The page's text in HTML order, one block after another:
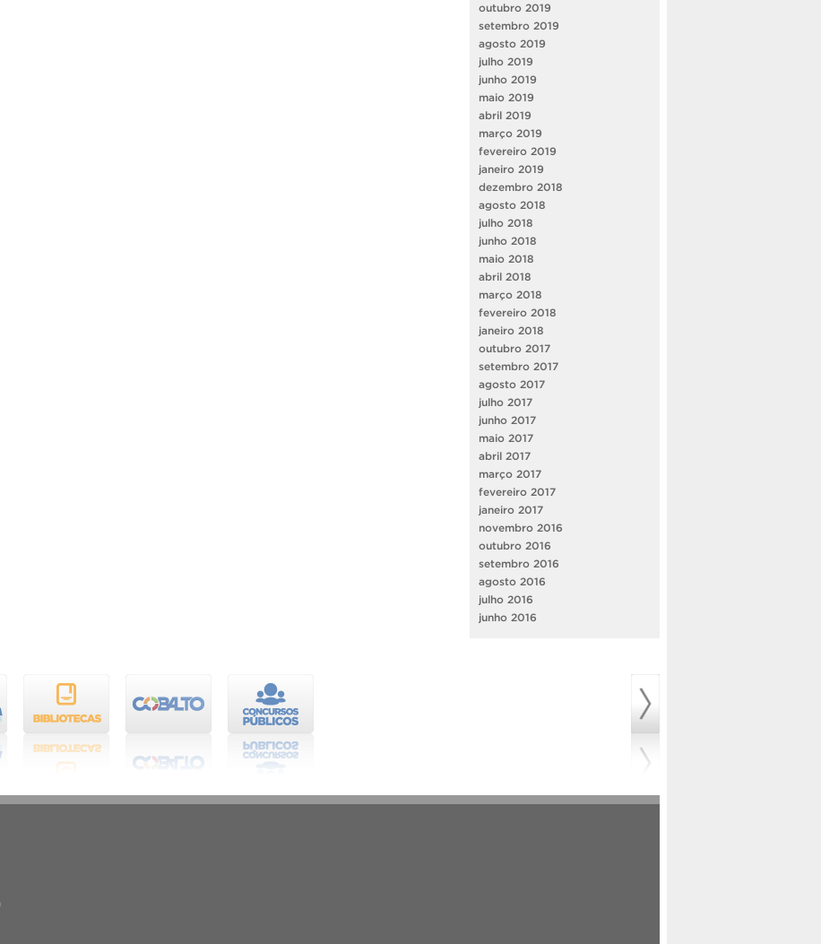
outubro 2019
setembro 2019
agosto 2019
julho 2019
junho 2019
maio 2019
abril 2019
março 2019
fevereiro 2019
janeiro 2019
dezembro 2018
agosto 2018
julho 2018
junho 2018
maio 2018
abril 2018
março 2018
fevereiro 2018
janeiro 2018
outubro 2017
setembro 2017
agosto 2017
julho 2017
junho 2017
maio 2017
abril 2017
março 2017
fevereiro 2017
janeiro 2017
novembro 2016
outubro 2016
setembro 2016
agosto 2016
julho 2016
junho 2016